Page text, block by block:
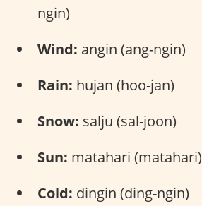
ngin)
Wind: angin (ang-ngin)
Rain: hujan (hoo-jan)
Snow: salju (sal-joon)
Sun: matahari (matahari)
Cold: dingin (ding-ngin)